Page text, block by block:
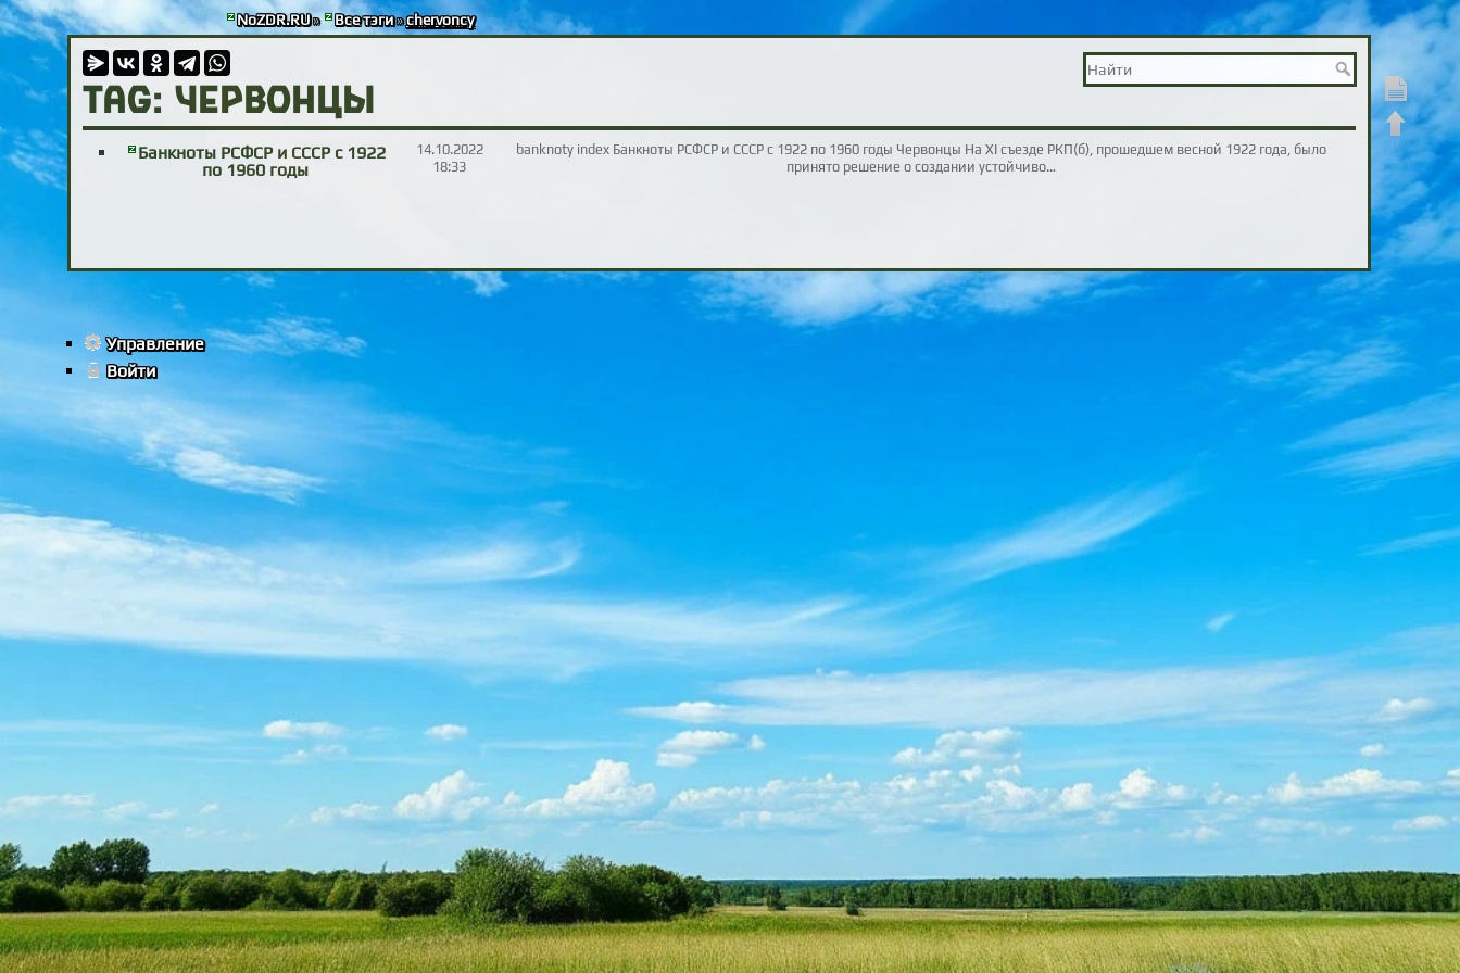
NoZDR.RU» Все тэги»chervoncy
TAG: червонцы
Банкноты РСФСР и СССР с 1922
по 1960 годы
14.10.2022
18:33
banknoty index Банкноты РСФСР и СССР с 1922 по 1960 годы Червонцы На XI съезде РКП(б), прошедшем весной 1922 года, было
принято решение о создании устойчиво…
Показать
Наверх
Управление
Войти